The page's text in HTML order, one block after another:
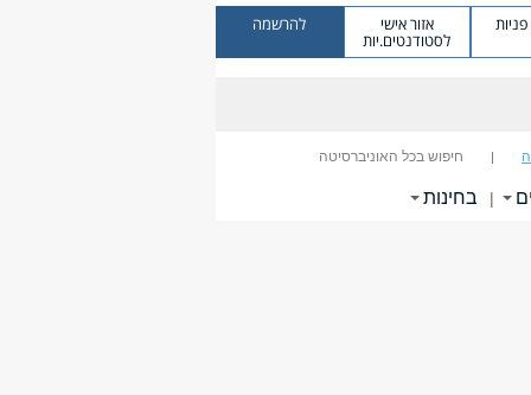
אזור אישי
לסטודנטים.יות
להרשמה
חיפוש בכל האוניברסיטה
| בחינות